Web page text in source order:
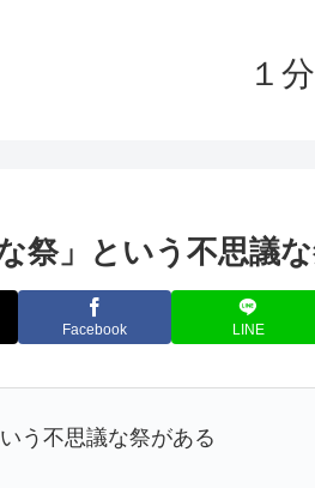
１
祭」という不思議
Facebook LINE
う不思議な祭がある